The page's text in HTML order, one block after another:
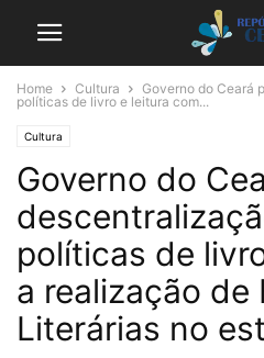
Home Cultura
Governo do Ceará
políticas de livro e leitura com...
Cultura
Governo do
políticas de
a realização de
Literárias no